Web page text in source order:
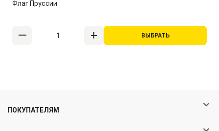
Флаг Пруссии
ВЫБРАТЬ
ПОКУПАТЕЛЯМ